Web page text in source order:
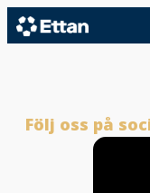
Följ oss på